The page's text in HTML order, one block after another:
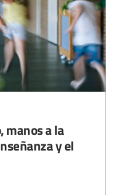
manos a la
y el